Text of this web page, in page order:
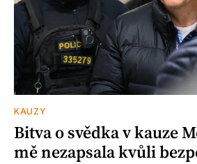
KAUZY
Bitva o svědka v kauze
mě nezapsala kvůli